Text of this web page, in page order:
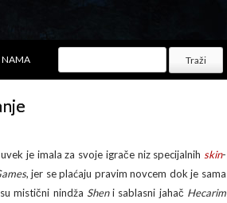
NAMA
je imala za svoje igrače niz specijalnih skin-
, jer se plaćaju pravim novcem dok je sama
mistični nindža Sheni sablasni jahač Hecarim